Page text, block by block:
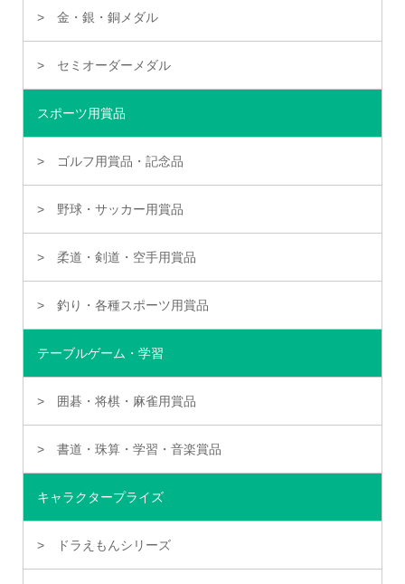
金・銀・銅メダル
セミオーダーメダル
スポーツ用賞品
ゴルフ用賞品・記念品
野球・サッカー用賞品
柔道・剣道・空手用賞品
釣り・各種スポーツ用賞品
テーブルゲーム・学習
囲碁・将棋・麻雀用賞品
書道・珠算・学習・音楽賞品
キャラクタープライズ
ドラえもんシリーズ